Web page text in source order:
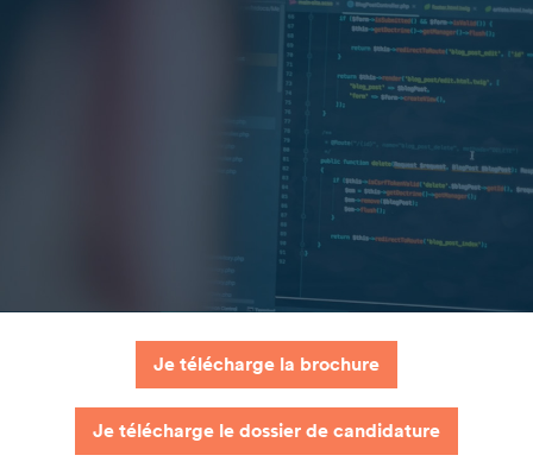
Je télécharge la brochure
Je télécharge le dossier de candidature